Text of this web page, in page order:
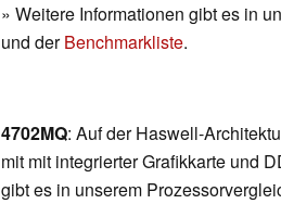
» Weitere Informationen gibt es in
und derBenchmarkliste.
4702MQ: Auf der Haswell-
mit mit integrierter Grafikkarte und
gibt es in unserem